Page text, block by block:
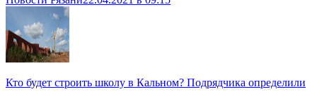
Кто будет строить школу в Кальном? Подрядчика определили